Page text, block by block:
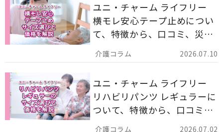
2026.07.10
ユニ・チャーム ライフリー
横モレ安心テープ止めについ
て、特徴から、口コミ、災害
備蓄としての活用法まで分か
りやすく解説します。
2026.07.02
ユニ・チャーム ライフリー
リハビリパンツ レギュラーに
ついて、特徴から、口コミ、
災害備蓄としての活用法まで